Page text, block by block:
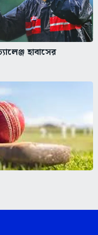
হাবাসের